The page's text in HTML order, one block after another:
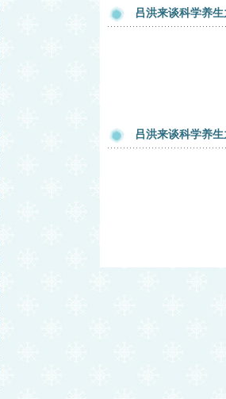
吕洪来谈科学养
吕洪来谈科学养